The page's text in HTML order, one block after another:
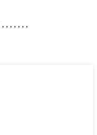
, , , , , , ,